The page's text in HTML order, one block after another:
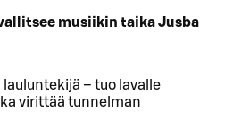
musiikin taika Jusba
– tuo lavalle
virittää tunnelman